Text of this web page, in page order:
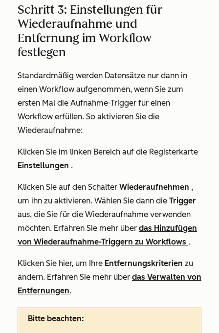
Schritt 3: Einstellungen für
Wiederaufnahme und
Entfernung im Workflow
festlegen
Standardmäßig werden Datensätze nur dann in
einen Workflow aufgenommen, wenn Sie zum
ersten Mal die Aufnahme-Trigger für einen
Workflow erfüllen. So aktivieren Sie die
Wiederaufnahme:
Klicken Sie im linken Bereich auf die Registerkarte
Einstellungen .
Klicken Sie auf den Schalter Wiederaufnehmen ,
um ihn zu aktivieren. Wählen Sie dann die Trigger
aus, die Sie für die Wiederaufnahme verwenden
möchten. Erfahren Sie mehr über das Hinzufügen
von Wiederaufnahme-Triggern zu Workflows .
Klicken Sie hier, um Ihre Entfernungskriterien zu
ändern. Erfahren Sie mehr über das Verwalten von
Entfernungen.
Bitte beachten: